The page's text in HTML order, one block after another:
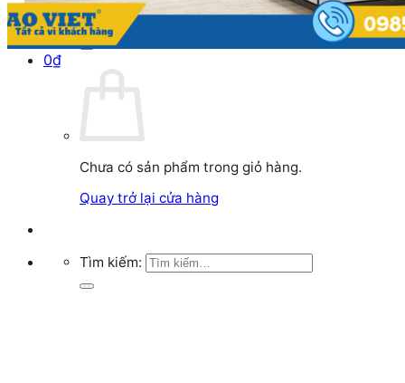
Tìm kiếm:
0₫
Chưa có sản phẩm trong giỏ hàng.
Quay trở lại cửa hàng
Tìm kiếm: